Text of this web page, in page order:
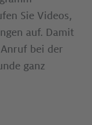
Sie Videos,
auf. Damit
bei der
ganz